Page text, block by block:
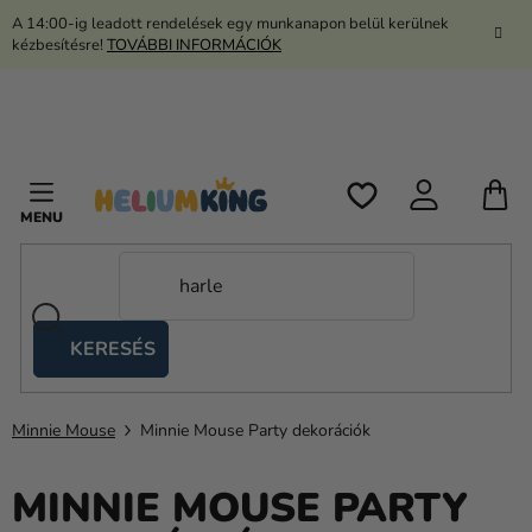
Ugrás
A 14:00-ig leadott rendelések egy munkanapon belül kerülnek
kézbesítésre! TOVÁBBI INFORMÁCIÓK
KERESÉS
sátrak
Kanekalon
Hélium
és
Minnie Mouse Minnie Mouse Party dekorációk
MINNIE MOUSE PARTY